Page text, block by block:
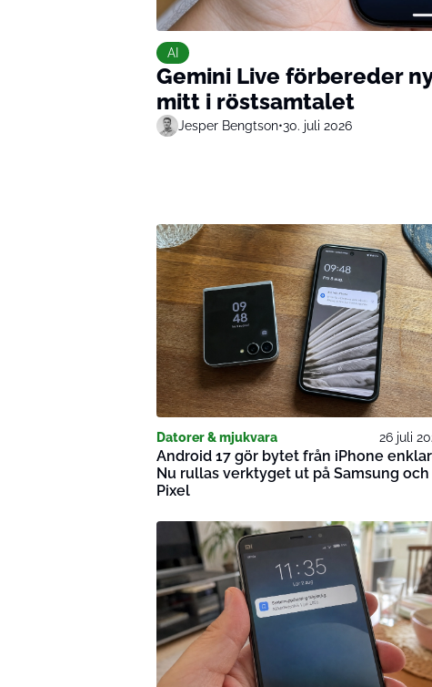
AI
Gemini Live förbereder
mitt i röstsamtalet
Jesper Bengtson•30. juli 2026
Datorer & mjukvara 26 juli
Android 17 gör bytet från iPhone
Nu rullas verktyget ut på Samsung och
Pixel